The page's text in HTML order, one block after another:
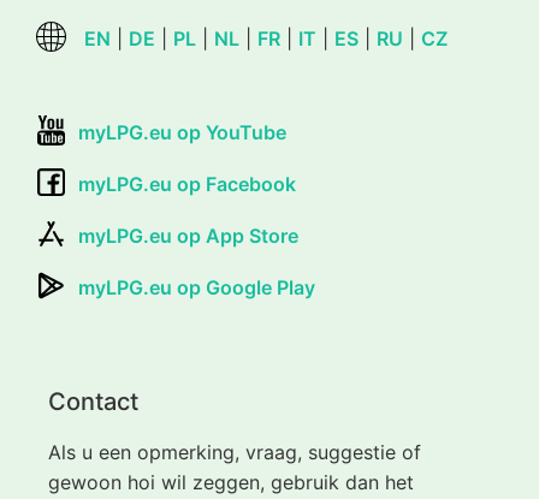
EN DE PL NL FR IT ES RU CZ
myLPG.eu op YouTube
myLPG.eu op Facebook
myLPG.eu op App Store
myLPG.eu op Google Play
Contact
Als u een opmerking, vraag, suggestie of
gewoon hoi wil zeggen, gebruik dan het